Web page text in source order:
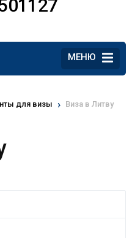
МЕНЮ
для визы › Виза в Литву